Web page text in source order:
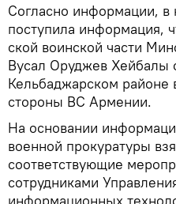
Согласно информации, в
поступила информация,
ской воинской части
Вусал Оруджев Хейбалы
Кельбаджарском районе
стороны ВС Армении.
На основании
военной прокуратуры
соответствующие
сотрудниками
информационных